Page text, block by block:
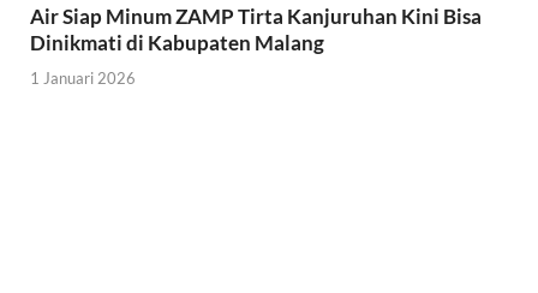
Air Siap Minum ZAMP Tirta Kanjuruhan Kini Bisa
Dinikmati di Kabupaten Malang
1 Januari 2026